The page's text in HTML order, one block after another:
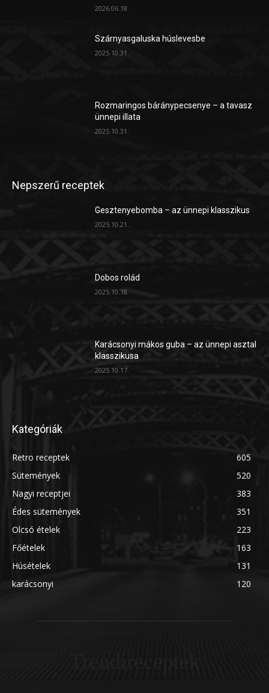
2026.06.18.
Szárnyasgaluska húslevesbe
2025.10.31.
Rozmaringos báránypecsenye – a tavasz
ünnepi illata
2025.10.31.
Nepszerű receptek
Gesztenyebomba – az ünnepi klasszikus
2025.10.21.
Dobos rolád
2025.10.18.
Karácsonyi mákos guba – az ünnepi asztal
klasszikusa
2025.10.17.
Kategóriák
Retro receptek
605
Sütemények
520
Nagyi receptjei
383
Édes sütemények
351
Olcsó ételek
223
Főételek
163
Húsételek
131
karácsonyi
120